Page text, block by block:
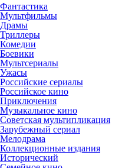
Фантастика
Мультфильмы
Драмы
Триллеры
Комедии
Боевики
Мультсериалы
Ужасы
Российские сериалы
Российское кино
Приключения
Музыкальное кино
Советская мультипликация
Зарубежный сериал
Мелодрама
Коллекционные издания
Исторический